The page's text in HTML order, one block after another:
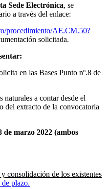
Sede Electrónica, se
a través del enlace:
procedimiento/AE.CM.50?
solicitada.
en las Bases Punto nº.8 de
naturales a contar desde el
del extracto de la convocatoria
de marzo 2022 (ambos
consolidación de los existentes
plazo.